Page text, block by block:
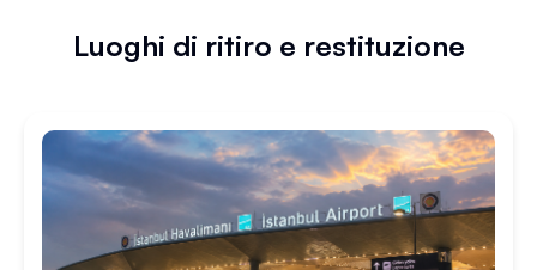
Luoghi di ritiro e restituzione